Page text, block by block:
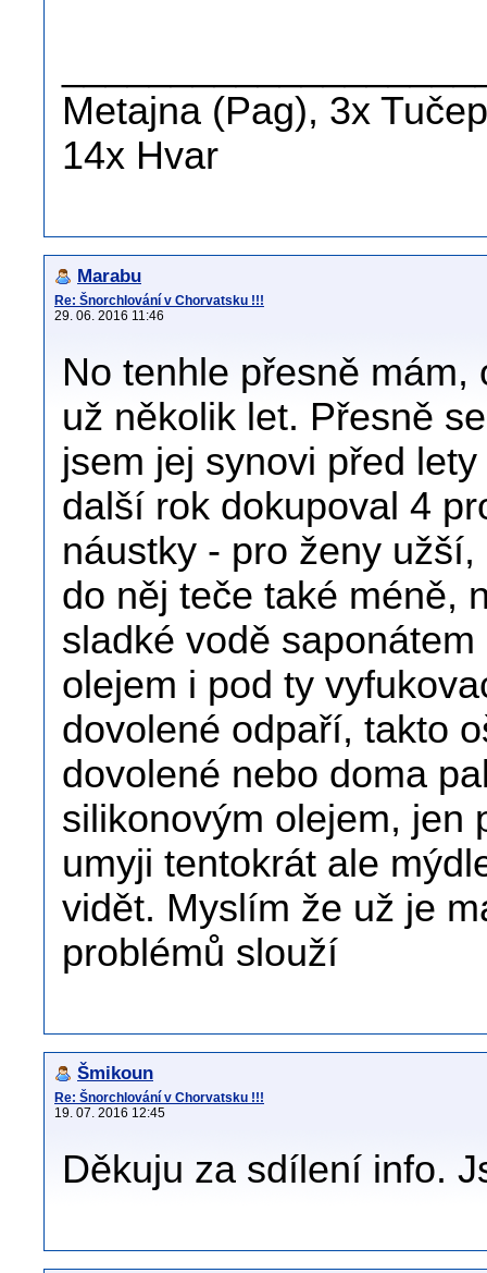
Metajna (Pag), 3x
14x Hvar
Marabu
Re: Šnorchlování v Chorvatsku !!!
29. 06. 2016 11:46
No tenhle přesně
už několik let. Přesně
jsem jej synovi před
další rok dokupoval 4
náustky - pro ženy
do něj teče také méně,
sladké vodě
olejem i pod ty
dovolené odpaří, takto
dovolené nebo doma
silikonovým olejem, jen
umyji tentokrát ale
vidět. Myslím že už je
problémů slouží
Šmikoun
Re: Šnorchlování v Chorvatsku !!!
19. 07. 2016 12:45
Děkuju za sdílení info.